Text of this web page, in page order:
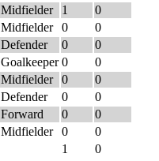
Midfielder 1
0
Midfielder 0
0
Defender 0
0
Goalkeeper 0
0
Midfielder 0
0
Defender 0
0
Forward 0
0
Midfielder 0
0
1
0